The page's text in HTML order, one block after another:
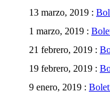
13 marzo, 2019 :
1 marzo, 2019 :
21 febrero, 2019 :
19 febrero, 2019 :
9 enero, 2019 :